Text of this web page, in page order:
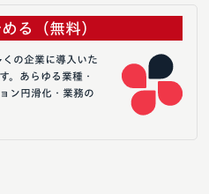
る（無料）
の企業に導入いた
。あらゆる業種・
ン円滑化・業務の